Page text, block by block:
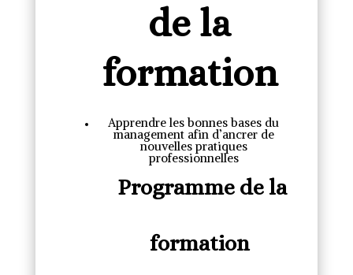
de la
formation
Apprendre les bonnes bases du
management afin d’ancrer de
nouvelles pratiques
professionnelles
Programme de la
formation